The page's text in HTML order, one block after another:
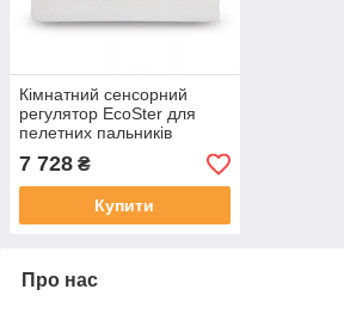
Кімнатний сенсорний
регулятор EcoSter для
пелетних пальників
FOCUS
7 728 ₴
Купити
Про нас